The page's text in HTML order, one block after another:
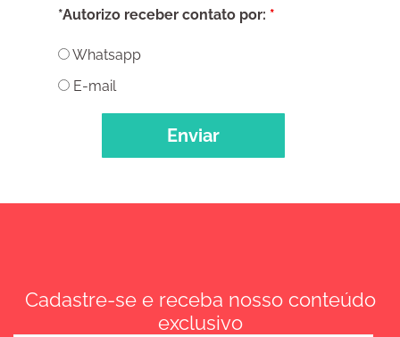
*Autorizo receber contato por: *
Whatsapp
E-mail
Cadastre-se e receba nosso conteúdo
exclusivo